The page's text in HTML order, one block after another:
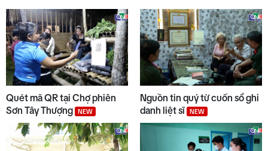
6
Chuyển động duyên hải trưa
07/8
7
Thế giới trưa 07/8
Gìn giữ lễ hội truyền thống của
Quét mã QR tại Chợ phiên
Sơn Tây Thượng
NEW
Nguồn tin quý từ cuốn sổ ghi
danh liệt sĩ
NEW